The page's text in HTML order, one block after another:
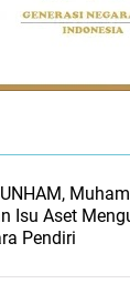
Isu Aset
Pendiri